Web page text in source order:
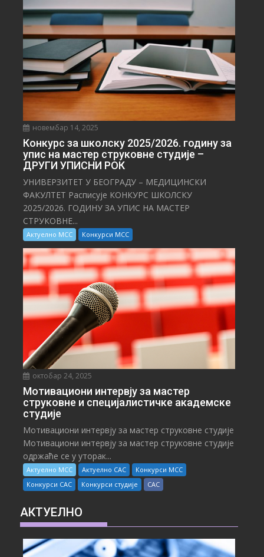
новембар 14, 2025
Конкурс за школску 2025/⁠2026. годину за
упис на мастер струковне студије –
ДРУГИ УПИСНИ РОК
УНИВЕРЗИТЕТ У БЕОГРАДУ – МЕДИЦИНСКИ
ФАКУЛТЕТ Расписује КОНКУРС ШКОЛСКУ
2025/⁠2026. ГОДИНУ ЗА УПИС НА МАСТЕР
СТРУКОВНЕ...
Актуелно МСС Конкурси МСС
октобар 24, 2025
Мотивациони интервју за мастер
струковне и специјалистичке академске
студије
Мотивациони интервју за мастер струковне студије
Мотивациони интервју за мастер струковне студије
одржаће се у уторак...
Актуелно МСС Актуелно САС
Конкурси МСС
Конкурси САС
Конкурси студије САС
АКТУЕЛНО